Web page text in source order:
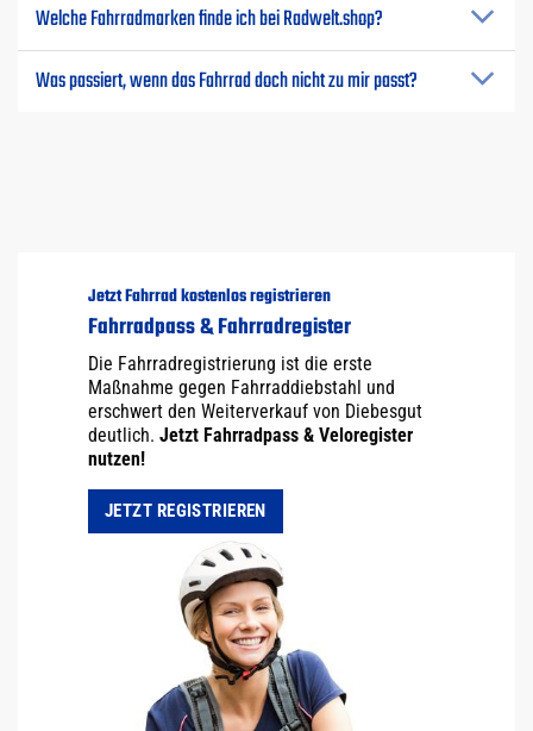
Welche Fahrradmarken finde ich bei Radwelt.shop?
Was passiert, wenn das Fahrrad doch nicht zu mir passt?
Jetzt Fahrrad kostenlos registrieren
Fahrradpass & Fahrradregister
Die Fahrradregistrierung ist die erste
Maßnahme gegen Fahrraddiebstahl und
erschwert den Weiterverkauf von Diebesgut
deutlich. Jetzt Fahrradpass & Veloregister
nutzen!
JETZT REGISTRIEREN